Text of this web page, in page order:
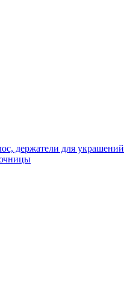
держатели для украшений